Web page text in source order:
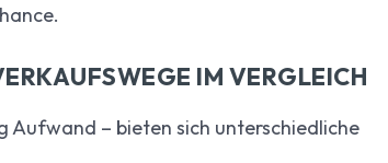
IM VERGLEICH
Aufwand – bieten sich unterschiedliche